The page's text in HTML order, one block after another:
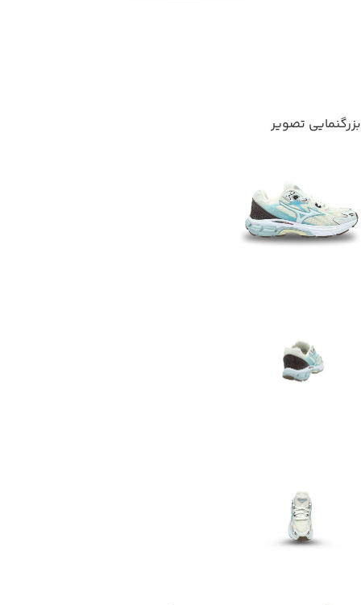
بزرگنمایی تصویر